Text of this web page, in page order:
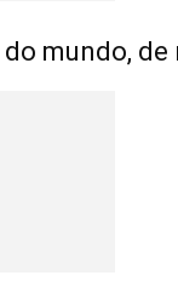
mundo, de